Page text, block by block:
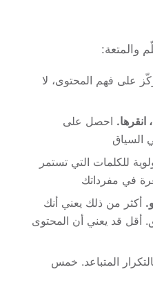
والمتعة:
على فهم المحتوى، لا
انقرها. احصل على
السياق
للكلمات التي تستمر
في مفرداتك
أكثر من ذلك يعني أنك
أقل قد يعني أن المحتوى
المتباعد. خمس